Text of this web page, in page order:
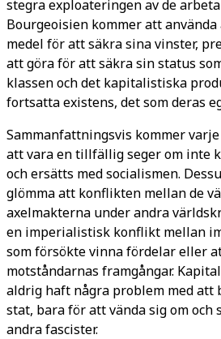
stegra exploateringen av de
Bourgeoisien kommer att
medel för att säkra sina vinster,
att göra för att säkra sin status
klassen och det kapitalistiska
fortsatta existens, det som deras
Sammanfattningsvis kommer
att vara en tillfällig seger om inte
och ersätts med socialismen.
glömma att konflikten mellan de
axelmakterna under andra
en imperialistisk konflikt mellan
som försökte vinna fördelar eller
motståndarnas framgångar.
aldrig haft några problem med att
stat, bara för att vända sig om och
andra fascister.